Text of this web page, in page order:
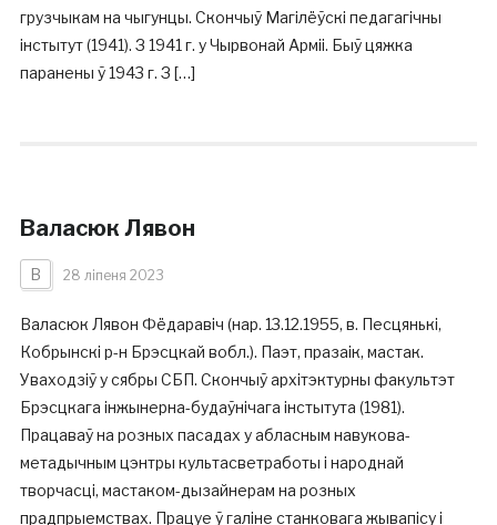
грузчыкам на чыгунцы. Скончыў Магілёўскі педагагічны
інстытут (1941). З 1941 г. у Чырвонай Арміі. Быў цяжка
паранены ў 1943 г. З […]
Валасюк Лявон
В 28 ліпеня 2023
Валасюк Лявон Фёдаравіч (нар. 13.12.1955, в. Песцянькі,
Кобрынскі р-н Брэсцкай вобл.). Паэт, празаік, мастак.
Уваходзіў у сябры СБП. Скончыў архітэктурны факультэт
Брэсцкага інжынерна-будаўнічага інстытута (1981).
Працаваў на розных пасадах у абласным навукова-
метадычным цэнтры культасветработы і народнай
творчасці, мастаком-дызайнерам на розных
прадпрыемствах. Працуе ў галіне станковага жывапісу і